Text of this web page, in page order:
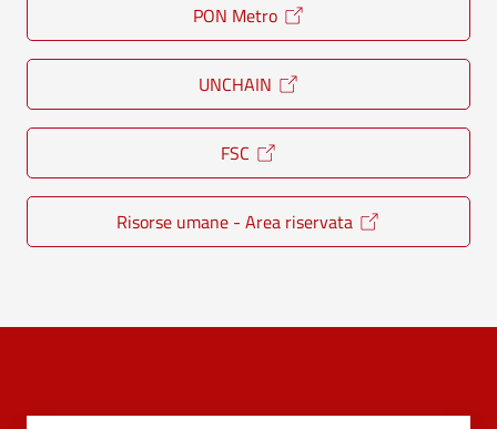
PON Metro
UNCHAIN
FSC
Risorse umane - Area riservata